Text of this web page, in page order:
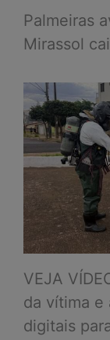
Palmeiras
Mirassol
VEJA
da vítima e
digitais